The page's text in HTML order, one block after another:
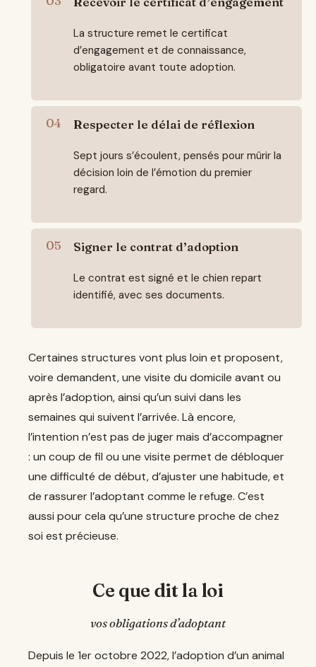
La structure remet le certificat
d’engagement et de connaissance,
obligatoire avant toute adoption.
Respecter le délai de réflexion
Sept jours s’écoulent, pensés pour mûrir la
décision loin de l’émotion du premier
regard.
Signer le contrat d’adoption
Le contrat est signé et le chien repart
identifié, avec ses documents.
Certaines structures vont plus loin et proposent,
voire demandent, une visite du domicile avant ou
après l’adoption, ainsi qu’un suivi dans les
semaines qui suivent l’arrivée. Là encore,
l’intention n’est pas de juger mais d’accompagner
: un coup de fil ou une visite permet de débloquer
une difficulté de début, d’ajuster une habitude, et
de rassurer l’adoptant comme le refuge. C’est
aussi pour cela qu’une structure proche de chez
soi est précieuse.
Ce que dit la loi
vos obligations d’adoptant
Depuis le 1er octobre 2022, l’adoption d’un animal